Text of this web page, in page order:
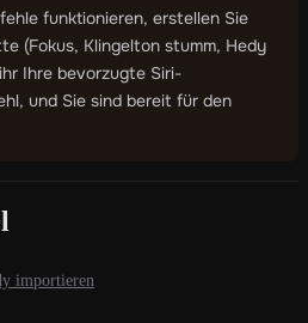
funktionieren, erstellen Sie
(Fokus, Klingelton stumm, Hedy
Ihre bevorzugte Siri-
und Sie sind bereit für den
importieren